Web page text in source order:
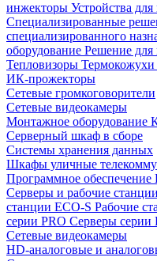
инжекторы Устройства для
Специализированные
специализированного
оборудование Решение для
Тепловизоры Термокожухи
ИК-прожекторы
Сетевые громкоговорители
Сетевые видеокамеры
Монтажное оборудование
Серверный шкаф в сборе
Системы хранения данных
Шкафы уличные
Программное обеспечение
Серверы и рабочие станции
станции ECO-S Рабочие
серии PRO Серверы серии
Сетевые видеокамеры
HD-аналоговые и